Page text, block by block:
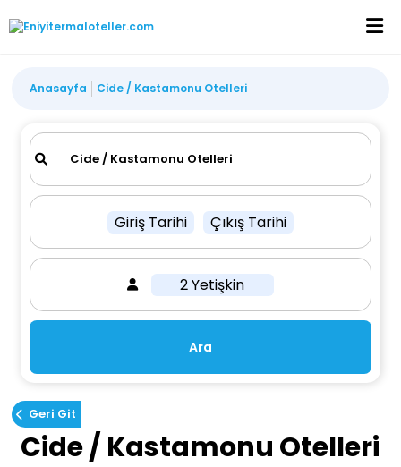
Anasayfa Cide / Kastamonu Otelleri
Giriş Tarihi Çıkış Tarihi
2 Yetişkin
Ara
Geri Git
Cide / Kastamonu Otelleri